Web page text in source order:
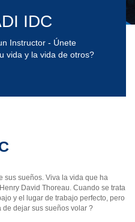
IDC
Instructor - Únete
vida y la vida de otros?
sus sueños. Viva la vida que ha
David Thoreau. Cuando se trata
y el lugar de trabajo perfecto, pero
dejar sus sueños volar ?